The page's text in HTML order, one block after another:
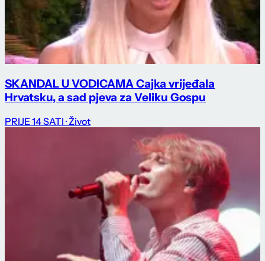
SKANDAL U VODICAMA Cajka vrijeđala
Hrvatsku, a sad pjeva za Veliku Gospu
PRIJE 14 SATI · Život